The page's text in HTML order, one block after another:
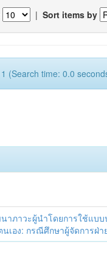
| Sort items by
(Search time: 0.0
าภาวะผู้นำโดยการใช้แบ
เอง: กรณีศึกษาผู้จัดการฝ่